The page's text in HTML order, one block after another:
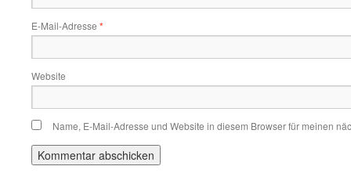
E-Mail-Adresse *
Website
Name, E-Mail-Adresse und Website in diesem Browser für meinen